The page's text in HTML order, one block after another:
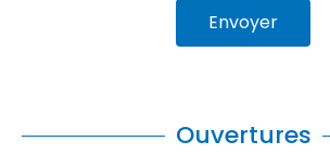
Envoyer
Ouvertures